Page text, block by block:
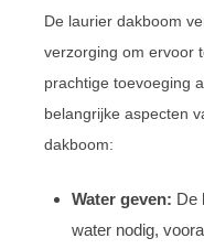
De laurier dakboom
verzorging om ervoor
prachtige toevoeging
belangrijke aspecten
dakboom:
Water geven: De
water nodig,